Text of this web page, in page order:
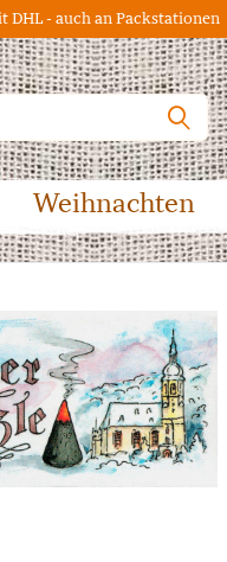
DHL - auch an Packstationen
Weihnachten